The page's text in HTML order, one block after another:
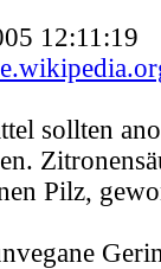
12:11:19
sollten
Pilz,